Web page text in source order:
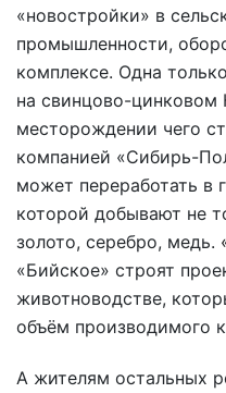
«новостройки» в
промышленности,
комплексе. Одна
на свинцово-цинковом
месторождении чего
компанией «Сибирь-
может переработать в
которой добывают не
золото, серебро, медь.
«Бийское» строят
животноводстве,
объём производимого
А жителям остальных